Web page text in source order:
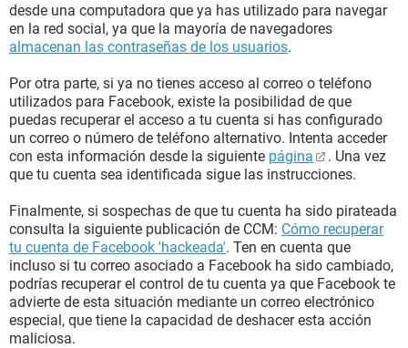
desde una computadora que ya has utilizado para navegar
en la red social, ya que la mayoría de navegadores
almacenan las contraseñas de los usuarios.
Por otra parte, si ya no tienes acceso al correo o teléfono
utilizados para Facebook, existe la posibilidad de que
puedas recuperar el acceso a tu cuenta si has configurado
un correo o número de teléfono alternativo. Intenta acceder
con esta información desde la siguiente página
. Una vez
que tu cuenta sea identificada sigue las instrucciones.
Finalmente, si sospechas de que tu cuenta ha sido pirateada
consulta la siguiente publicación de CCM: Cómo recuperar
tu cuenta de Facebook 'hackeada'. Ten en cuenta que
incluso si tu correo asociado a Facebook ha sido cambiado,
podrías recuperar el control de tu cuenta ya que Facebook te
advierte de esta situación mediante un correo electrónico
especial, que tiene la capacidad de deshacer esta acción
maliciosa.